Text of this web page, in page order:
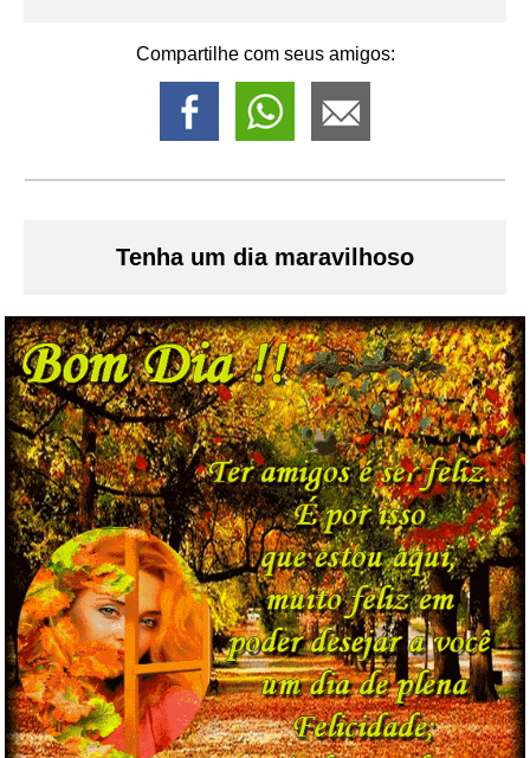
Compartilhe com seus amigos:
Tenha um dia maravilhoso